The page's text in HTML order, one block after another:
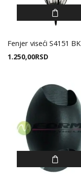
Fenjer viseći S4151 BK
1.250,00RSD